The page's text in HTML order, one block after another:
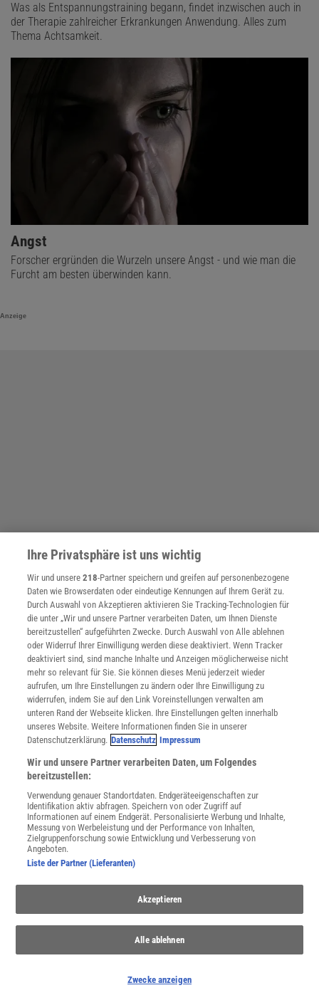
Was als Entspannungstraining begann, findet inzwischen auch in
der Therapie zahlreicher Erkrankungen Anwendung. Alles zum
Thema Achtsamkeit.
Angst
Forscher ergründen die Wurzeln unsere Angst - und wie man die
Furcht am besten überwinden kann.
Anzeige
SPONSORED
PARTNERINHALTE
Anzeige
NACH OBEN
Für Sie im Spektrum-Shop und am Kiosk:
Ihre Privatsphäre ist uns wichtig
Wir und unsere218-Partner speichern und greifen auf personenbezogene
Daten wie Browserdaten oder eindeutige Kennungen auf Ihrem Gerät zu.
Durch Auswahl von Akzeptieren aktivieren Sie Tracking-Technologien für
die unter „Wir und unsere Partner verarbeiten Daten, um Ihnen Dienste
bereitzustellen“ aufgeführten Zwecke. Durch Auswahl von Alle ablehnen
oder Widerruf Ihrer Einwilligung werden diese deaktiviert. Wenn Tracker
deaktiviert sind, sind manche Inhalte und Anzeigen möglicherweise nicht
mehr so relevant für Sie. Sie können dieses Menü jederzeit wieder
aufrufen, um Ihre Einstellungen zu ändern oder Ihre Einwilligung zu
widerrufen, indem Sie auf den Link Voreinstellungen verwalten am
unteren Rand der Webseite klicken. Ihre Einstellungen gelten innerhalb
unseres Website. Weitere Informationen finden Sie in unserer
Datenschutzerklärung. Datenschutz Impressum
Wir und unsere Partner verarbeiten Daten, um Folgendes
bereitzustellen:
Verwendung genauer Standortdaten. Endgeräteeigenschaften zur
Identifikation aktiv abfragen. Speichern von oder Zugriff auf
Informationen auf einem Endgerät. Personalisierte Werbung und Inhalte,
Messung von Werbeleistung und der Performance von Inhalten,
Zielgruppenforschung sowie Entwicklung und Verbesserung von
Angeboten.
Liste der Partner (Lieferanten)
Akzeptieren
Alle ablehnen
Zwecke anzeigen